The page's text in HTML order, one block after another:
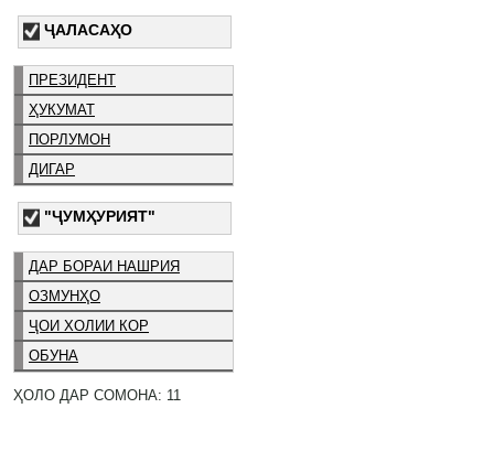
ҶАЛАСАҲО
ПРЕЗИДЕНТ
ҲУКУМАТ
ПОРЛУМОН
ДИГАР
"ҶУМҲУРИЯТ"
ДАР БОРАИ НАШРИЯ
ОЗМУНҲО
ҶОИ ХОЛИИ КОР
ОБУНА
ҲОЛО ДАР СОМОНА: 11